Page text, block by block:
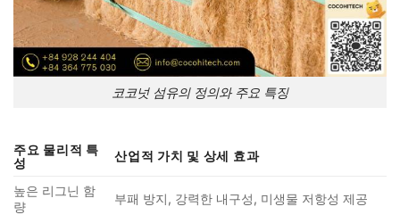
코코넛 섬유의 정의와 주요 특징
주요 물리적 특
성
산업적 가치 및 상세 효과
높은 리그닌 함
량
부패 방지, 강력한 내구성, 미생물 저항성 제공